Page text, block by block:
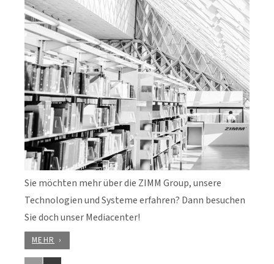
Sie möchten mehr über die ZIMM Group, unsere
Technologien und Systeme erfahren? Dann besuchen
Sie doch unser Mediacenter!
MEHR